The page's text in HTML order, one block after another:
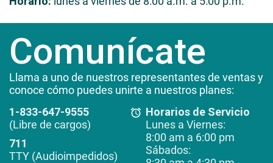
Comunícate
Llama a uno de nuestros representantes de ventas y
conoce cómo puedes unirte a nuestros planes:
1-833-647-9555
(Libre de cargos)
711
TTY (Audioimpedidos)
Horarios de Servicio
Lunes a Viernes:
8:00 am a 6:00 pm
Sábados: